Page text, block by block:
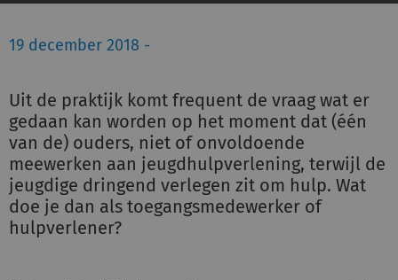
19 december 2018 -
Uit de praktijk komt frequent de vraag wat er
gedaan kan worden op het moment dat (één
van de) ouders, niet of onvoldoende
meewerken aan jeugdhulpverlening, terwijl de
jeugdige dringend verlegen zit om hulp. Wat
doe je dan als toegangsmedewerker of
hulpverlener?